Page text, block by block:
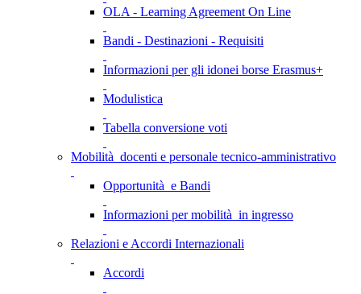
OLA - Learning Agreement On Line
Bandi - Destinazioni - Requisiti
Informazioni per gli idonei borse Erasmus+
Modulistica
Tabella conversione voti
Mobilità docenti e personale tecnico-amministrativo
Opportunità e Bandi
Informazioni per mobilità in ingresso
Relazioni e Accordi Internazionali
Accordi